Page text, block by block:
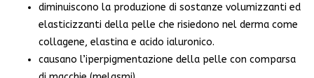
diminuiscono la produzione di sostanze volumizzanti ed
elasticizzanti della pelle che risiedono nel derma come
collagene, elastina e acido ialuronico.
causano l’iperpigmentazione della pelle con comparsa